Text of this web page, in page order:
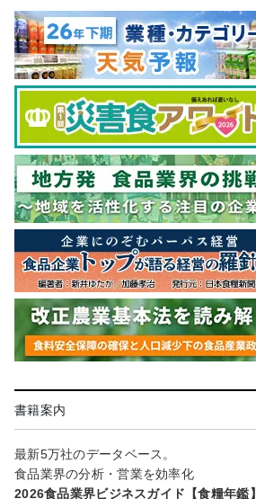
書籍案内
最新5万社のデータベース。
食品業界の分析・営業を効率化
2026食品業界ビジネスガイド【食糧年鑑】